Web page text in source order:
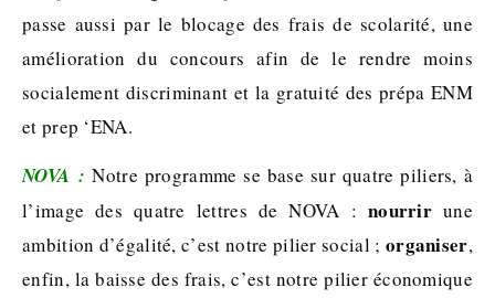
passe aussi par le blocage des frais de scolarité, une
amélioration du concours afin de le rendre moins
socialement discriminant et la gratuité des prépa ENM
et prep ‘ENA.
NOVA : Notre programme se base sur quatre piliers, à
l’image des quatre lettres de NOVA : nourrir une
ambition d’égalité, c’est notre pilier social ; organiser,
enfin, la baisse des frais, c’est notre pilier économique